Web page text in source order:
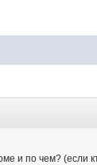
и по чем? (если